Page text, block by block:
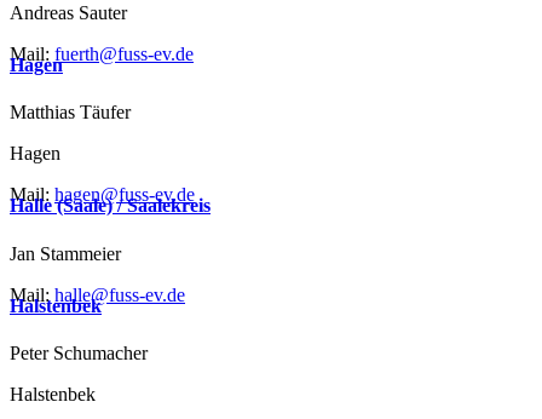
Andreas Sauter
Mail: fuerth@fuss-ev.de
Hagen
Matthias Täufer
Hagen
Mail: hagen@fuss-ev.de
Halle (Saale) / Saalekreis
Jan Stammeier
Mail: halle@fuss-ev.de
Halstenbek
Peter Schumacher
Halstenbek